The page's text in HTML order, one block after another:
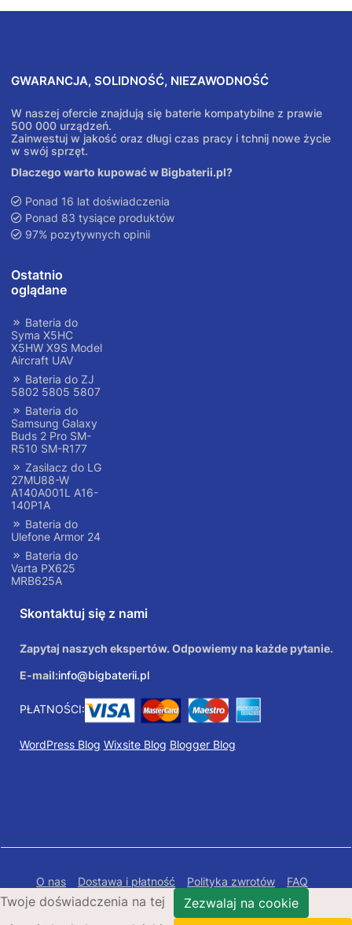
GWARANCJA, SOLIDNOŚĆ, NIEZAWODNOŚĆ
W naszej ofercie znajdują się baterie kompatybilne z prawie
500 000 urządzeń.
Zainwestuj w jakość oraz długi czas pracy i tchnij nowe życie
w swój sprzęt.
Dlaczego warto kupować w Bigbaterii.pl?
Ponad 16 lat doświadczenia
Ponad 83 tysiące produktów
97% pozytywnych opinii
Ostatnio
oglądane
Bateria do
Syma X5HC
X5HW X9S Model
Aircraft UAV
Bateria do ZJ
5802 5805 5807
Bateria do
Samsung Galaxy
Buds 2 Pro SM-
R510 SM-R177
Zasilacz do LG
27MU88-W
A140A001L A16-
140P1A
Bateria do
Ulefone Armor 24
Bateria do
Varta PX625
MRB625A
Skontaktuj się z nami
Zapytaj naszych ekspertów. Odpowiemy na każde pytanie.
E-mail:info@bigbaterii.pl
PŁATNOŚCI:
WordPress Blog Wixsite Blog Blogger Blog
O nas Dostawa i płatność Polityka zwrotów
FAQ
Polityka prywatności
Mapa Strony
Twoje doświadczenia na tej
Zezwalaj na cookie